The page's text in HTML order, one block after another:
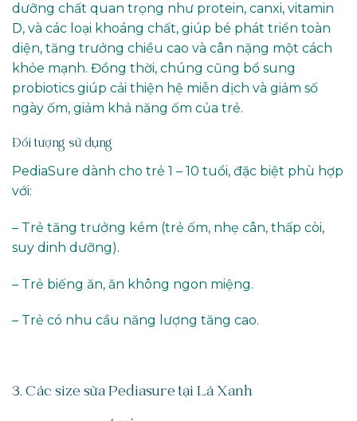
dưỡng chất quan trọng như protein, canxi, vitamin
D, và các loại khoáng chất, giúp bé phát triển toàn
diện, tăng trưởng chiều cao và cân nặng một cách
khỏe mạnh. Đồng thời, chúng cũng bổ sung
probiotics giúp cải thiện hệ miễn dịch và giảm số
ngày ốm, giảm khả năng ốm của trẻ.
Đối tượng sử dụng
PediaSure dành cho trẻ 1 – 10 tuổi, đặc biệt phù hợp
với:
– Trẻ tăng trưởng kém (trẻ ốm, nhẹ cân, thấp còi,
suy dinh dưỡng).
– Trẻ biếng ăn, ăn không ngon miệng.
– Trẻ có nhu cầu năng lượng tăng cao.
3. Các size sữa Pediasure tại Lá Xanh